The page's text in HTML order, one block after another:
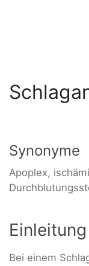
Synonyme
Apoplex,
Einleitung
Bei einem